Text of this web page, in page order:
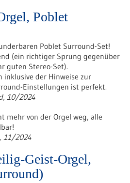
Poblet
Poblet Surround-Set!
(ein richtiger Sprung gegenüber
guten Stereo-Set).
inklusive der Hinweise zur
Einstellungen ist perfekt.
10/2024
mehr von der Orgel weg, alle
11/2024
Geist-Orgel,